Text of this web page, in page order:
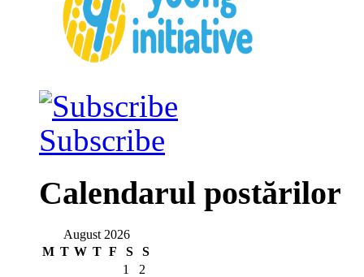
Subscribe
Calendarul postărilor
August 2026
M T W T F S
S
1
2